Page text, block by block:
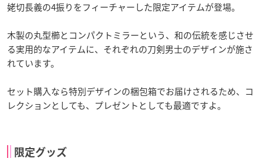
姥切長義の4振りをフィーチャーした限定アイテムが登場。
木製の丸型櫛とコンパクトミラーという、和の伝統を感じさせ
る実用的なアイテムに、それぞれの刀剣男士のデザインが施さ
れています。
セット購入なら特別デザインの梱包箱でお届けされるため、コ
レクションとしても、プレゼントとしても最適ですよ。
限定グッズ